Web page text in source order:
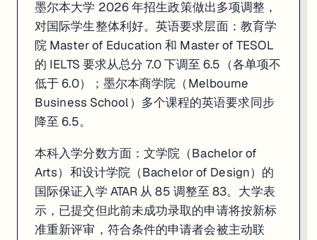
墨尔本大学 2026 年招生政策做出多项调整，
对国际学生整体利好。英语要求层面：教育学
院 Master of Education 和 Master of TESOL
的 IELTS 要求从总分 7.0 下调至 6.5（各单项不
低于 6.0）；墨尔本商学院（Melbourne
Business School）多个课程的英语要求同步
降至 6.5。
本科入学分数方面：文学院（Bachelor of
Arts）和设计学院（Bachelor of Design）的
国际保证入学 ATAR 从 85 调整至 83。大学表
示，已提交但此前未成功录取的申请将按新标
准重新评审，符合条件的申请者会被主动联